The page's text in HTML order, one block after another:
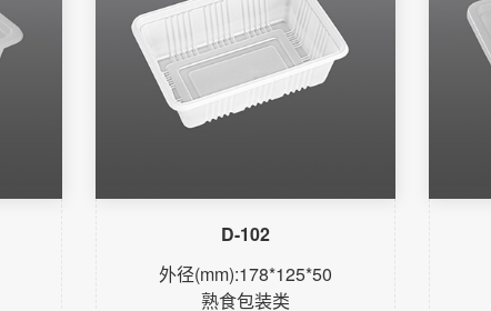
D-102
外径(mm):178*125*50
熟食包装类